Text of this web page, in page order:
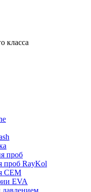
класса
проб
проб RayKol
CEM
EVA
давлением